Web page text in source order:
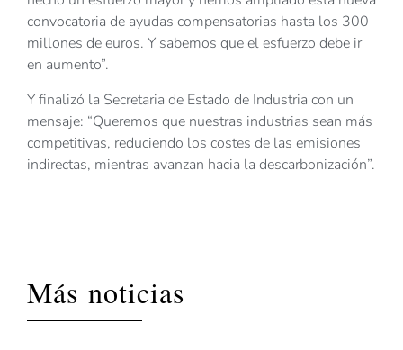
convocatoria de ayudas compensatorias hasta los 300
millones de euros. Y sabemos que el esfuerzo debe ir
en aumento”.
Y finalizó la Secretaria de Estado de Industria con un
mensaje: “Queremos que nuestras industrias sean más
competitivas, reduciendo los costes de las emisiones
indirectas, mientras avanzan hacia la descarbonización”.
Más noticias